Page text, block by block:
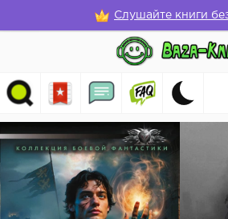
Слушайте книги